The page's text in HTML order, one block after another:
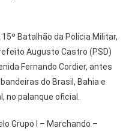
Batalhão da Polícia Militar,
Augusto Castro (PSD)
Fernando Cordier, antes
do Brasil, Bahia e
no palanque oficial.
Grupo I – Marchando –